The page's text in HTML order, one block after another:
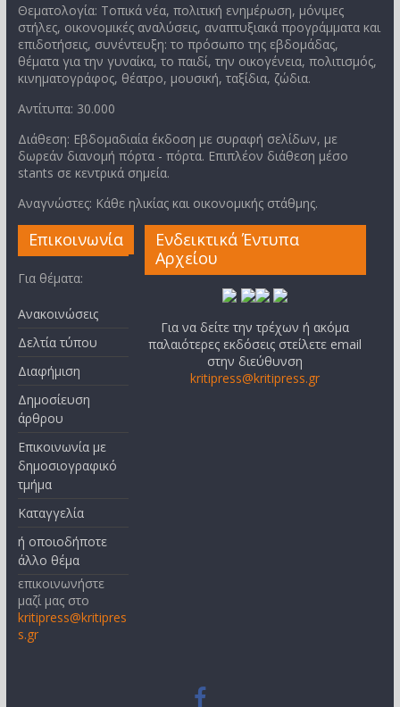
Θεματολογία: Τοπικά νέα, πολιτική ενημέρωση, μόνιμες
στήλες, οικονομικές αναλύσεις, αναπτυξιακά προγράμματα και
επιδοτήσεις, συνέντευξη: το πρόσωπο της εβδομάδας,
θέματα για την γυναίκα, το παιδί, την οικογένεια, πολιτισμός,
κινηματογράφος, θέατρο, μουσική, ταξίδια, ζώδια.
Αντίτυπα: 30.000
Διάθεση: Εβδομαδιαία έκδοση με συραφή σελίδων, με
δωρεάν διανομή πόρτα - πόρτα. Επιπλέον διάθεση μέσο
stants σε κεντρικά σημεία.
Αναγνώστες: Κάθε ηλικίας και οικονομικής στάθμης.
Επικοινωνία
Για θέματα:
Ανακοινώσεις
Δελτία τύπου
Διαφήμιση
Δημοσίευση
άρθρου
Επικοινωνία με
δημοσιογραφικό
τμήμα
Καταγγελία
ή οποιοδήποτε
άλλο θέμα
επικοινωνήστε
μαζί μας στο
kritipress@kritipres
s.gr
Ενδεικτικά Έντυπα
Αρχείου
Για να δείτε την τρέχων ή ακόμα
παλαιότερες εκδόσεις στείλετε email
στην διεύθυνση
kritipress@kritipress.gr